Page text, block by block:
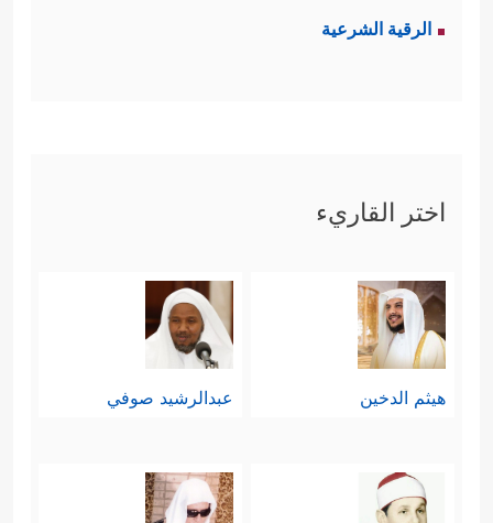
الرقية الشرعية
اختر القاريء
هيثم الدخين عبدالرشيد صوفي